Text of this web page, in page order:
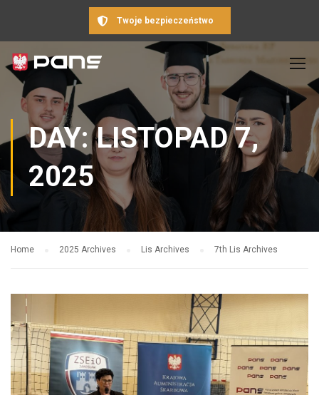
Twoje bezpieczeństwo
DAY: LISTOPAD 7,
2025
Home 2025 Archives Lis Archives 7th Lis Archives